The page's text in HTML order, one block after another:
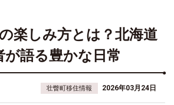
楽しみ方とは？北海道
が語る豊かな日常
壮瞥町移住情報 2026年03月24日